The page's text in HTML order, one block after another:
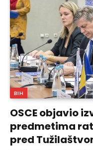
BIH
OSCE objavio
predmetima
pred